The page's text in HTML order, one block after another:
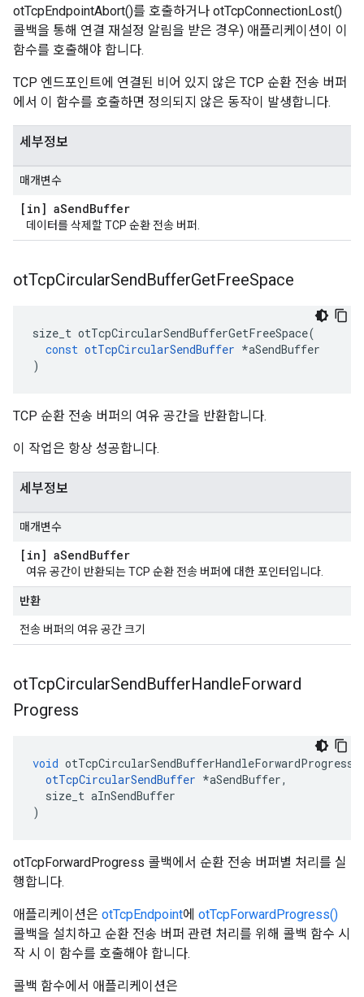
otTcpEndpointAbort()를 호출하거나 otTcpConnectionLost()
콜백을 통해 연결 재설정 알림을 받은 경우) 애플리케이션이 이
함수를 호출해야 합니다.
TCP 엔드포인트에 연결된 비어 있지 않은 TCP 순환 전송 버퍼
에서 이 함수를 호출하면 정의되지 않은 동작이 발생합니다.
세부정보
매개변수
[in] aSendBuffer
데이터를 삭제할 TCP 순환 전송 버퍼.
otTcpCircularSendBufferGetFreeSpace
size_t otTcpCircularSendBufferGetFreeSpace(
const otTcpCircularSendBuffer *aSendBuffer
)
TCP 순환 전송 버퍼의 여유 공간을 반환합니다.
이 작업은 항상 성공합니다.
세부정보
매개변수
[in] aSendBuffer
여유 공간이 반환되는 TCP 순환 전송 버퍼에 대한 포인터입니다.
반환
전송 버퍼의 여유 공간 크기
otTcpCircularSendBufferHandleForward
Progress
void otTcpCircularSendBufferHandleForwardProgress
otTcpCircularSendBuffer *aSendBuffer,
size_t aInSendBuffer
)
otTcpForwardProgress 콜백에서 순환 전송 버퍼별 처리를 실
행합니다.
애플리케이션은 otTcpEndpoint에 otTcpForwardProgress()
콜백을 설치하고 순환 전송 버퍼 관련 처리를 위해 콜백 함수 시
작 시 이 함수를 호출해야 합니다.
콜백 함수에서 애플리케이션은